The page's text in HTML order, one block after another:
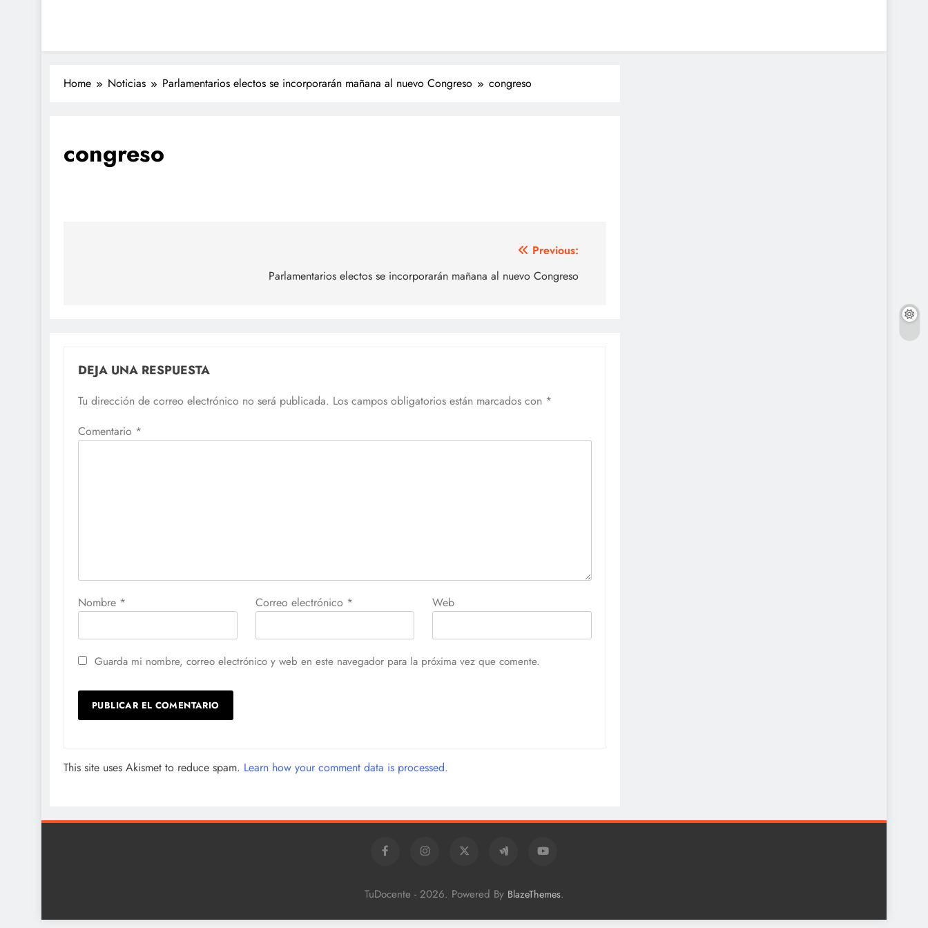
Home Noticias Parlamentarios electos se incorporarán mañana al nuevo Congreso congreso
congreso
Previous:
Parlamentarios electos se incorporarán mañana al nuevo Congreso
DEJA UNA RESPUESTA
Tu dirección de correo electrónico no será publicada. Los campos obligatorios están marcados con *
Comentario *
Nombre * Correo electrónico * Web
Guarda mi nombre, correo electrónico y web en este navegador para la próxima vez que comente.
This site uses Akismet to reduce spam. Learn how your comment data is processed.
TuDocente - 2026. Powered By BlazeThemes.